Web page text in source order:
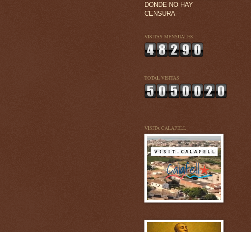
DONDE NO HAY
CENSURA
VISITAS MENSUALES
TOTAL VISITAS
VISITA CALAFELL